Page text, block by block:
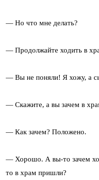
— Но что мне делать?
— Продолжайте ходить в
— Вы не поняли! Я хожу, а
— Скажите, а вы зачем в
— Как зачем? Положено.
— Хорошо. А вы-то зачем
то в храм пришли?